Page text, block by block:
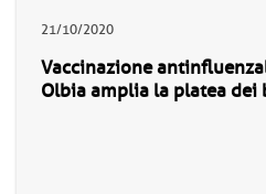
21/10/2020
Vaccinazione
Olbia amplia la platea dei